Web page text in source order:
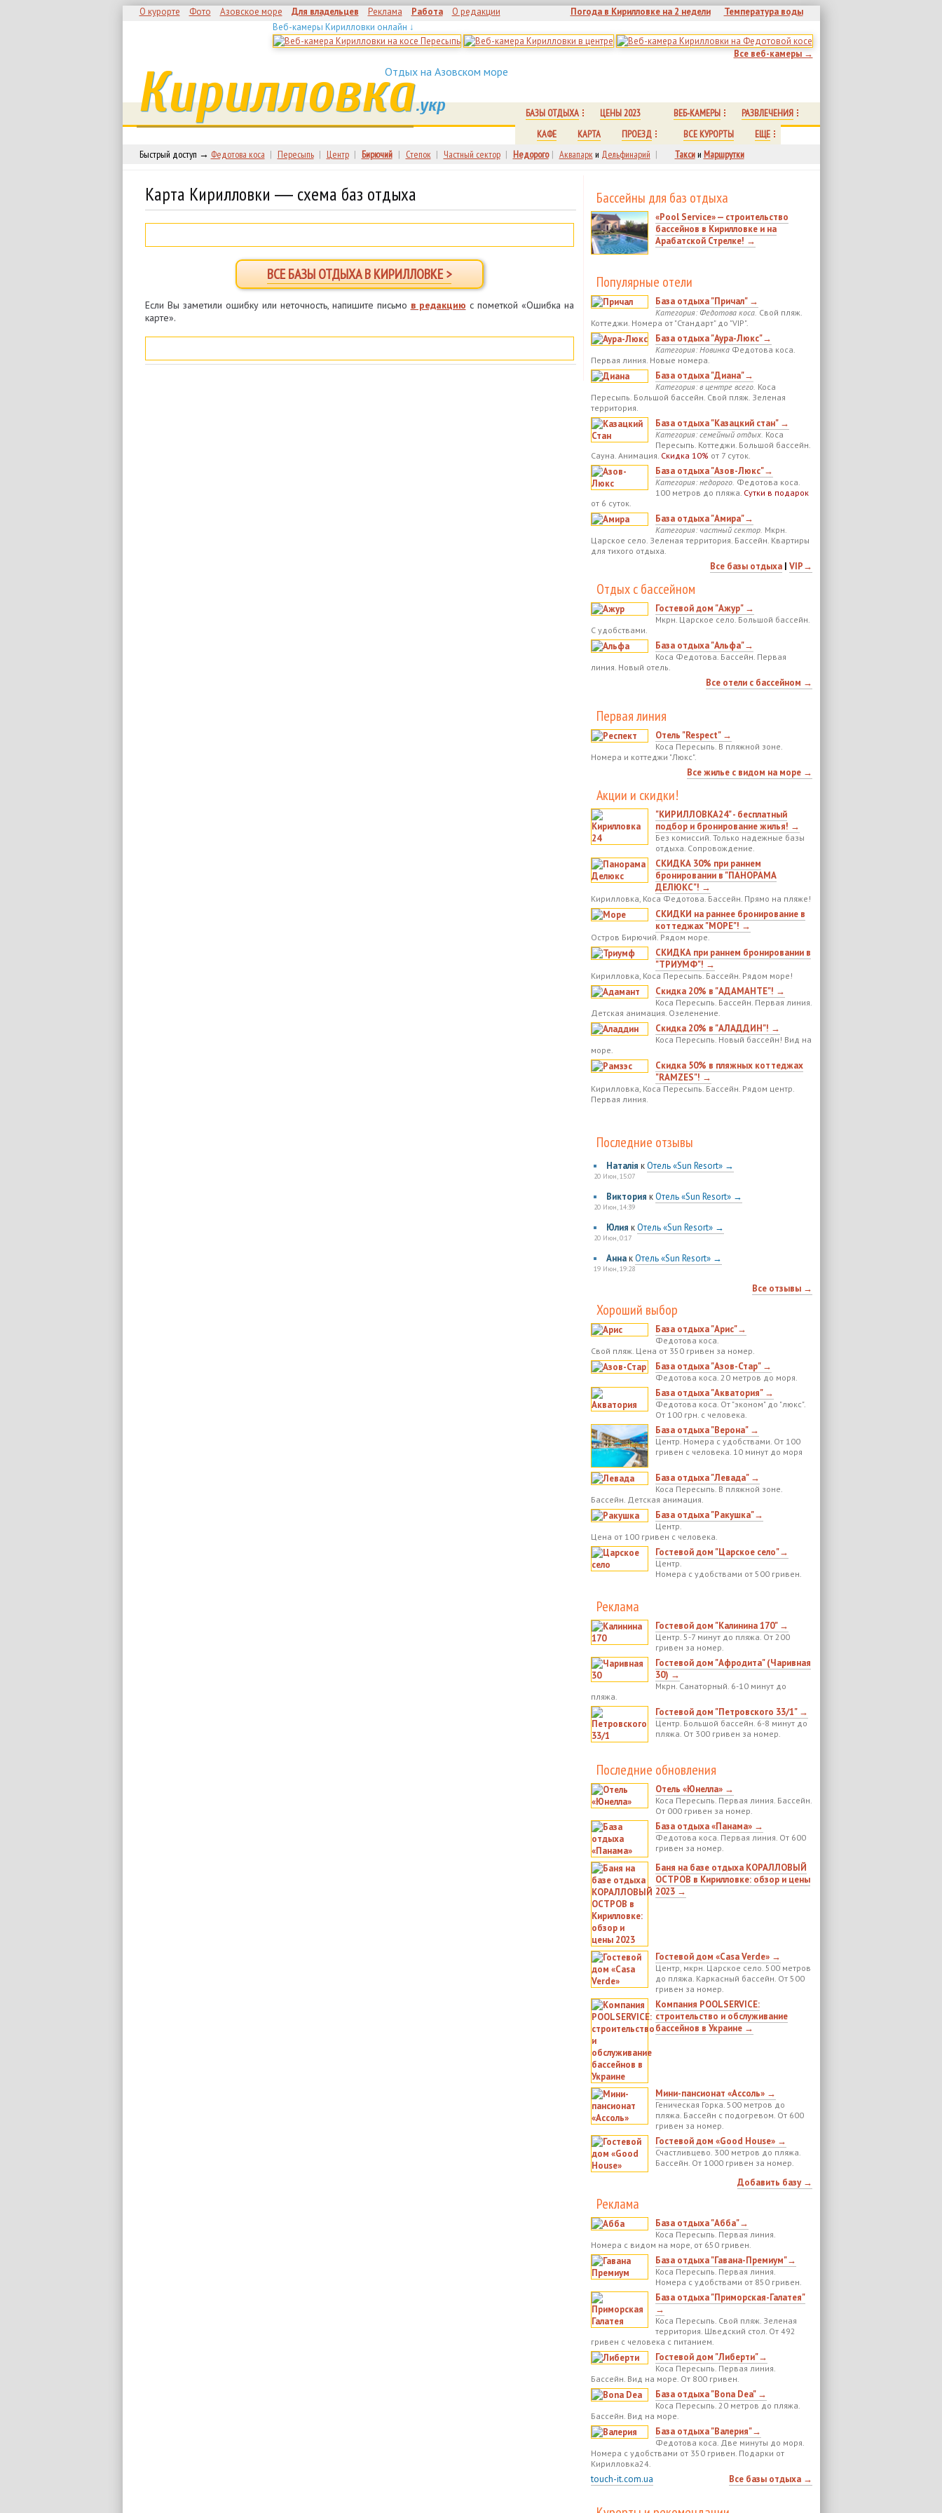
О курорте Фото Азовское море Для владельцев Реклама Работа О редакции Погода в Кирилловке на 2 недели
Температура воды
Веб-камеры Кирилловки онлайн ↓
Все веб-камеры →
Отдых на Азовском море
Кирилловка.укр БАЗЫ ОТДЫХА ЦЕНЫ 2023 ВЕБ-КАМЕРЫ
РАЗВЛЕЧЕНИЯ
КАФЕ
КАРТА ПРОЕЗД ВСЕ КУРОРТЫ
ЕЩЕ
Быстрый доступ → Федотова коса | Пересыпь | Центр | Бирючий | Степок | Частный сектор | Недорого | Аквапарки Дельфинарий | Таксии Маршрутки
Карта Кирилловки ― схема баз отдыха
ВСЕ БАЗЫ ОТДЫХА В КИРИЛЛОВКЕ >
Если Вы заметили ошибку или неточность, напишите письмо в редакцию с пометкой «Ошибка на
карте».
Бассейны для баз отдыха
«Pool Service» — строительство
бассейнов в Кирилловке и на
Арабатской Стрелке! →
Популярные отели
База отдыха "Причал" →
Категория: Федотова коса. Свой пляж.
Коттеджи. Номера от "Стандарт" до "VIP".
База отдыха "Аура-Люкс"→
Категория: НовинкаФедотова коса.
Первая линия. Новые номера.
База отдыха "Диана"→
Категория: в центре всего. Коса
Пересыпь. Большой бассейн. Свой пляж. Зеленая
территория.
База отдыха "Казацкий стан" →
Категория: семейный отдых. Коса
Пересыпь. Коттеджи. Большой бассейн.
Сауна. Анимация. Скидка 10% от 7 суток.
База отдыха "Азов-Люкс"→
Категория: недорого. Федотова коса.
100 метров до пляжа. Сутки в подарок
от 6 суток.
База отдыха "Амира"→
Категория: частный сектор. Мкрн.
Царское село. Зеленая территория. Бассейн. Квартиры
для тихого отдыха.
Все базы отдыха| VIP→
Отдых с бассейном
Гостевой дом "Ажур" →
Мкрн. Царское село. Большой бассейн.
С удобствами.
База отдыха "Альфа"→
Коса Федотова. Бассейн. Первая
линия. Новый отель.
Все отели с бассейном →
Первая линия
Отель "Respect" →
Коса Пересыпь. В пляжной зоне.
Номера и коттеджи "Люкс".
Все жилье с видом на море →
Акции и скидки!
"КИРИЛЛОВКА24" - бесплатный
подбор и бронирование жилья! →
Без комиссий. Только надежные базы
отдыха. Сопровождение.
СКИДКА 30% при раннем
бронировании в "ПАНОРАМА
ДЕЛЮКС"! →
Кирилловка, Коса Федотова. Бассейн. Прямо на пляже!
СКИДКИ на раннее бронирование в
коттеджах "МОРЕ"! →
Остров Бирючий. Рядом море.
СКИДКА при раннем бронировании в
"ТРИУМФ"! →
Кирилловка, Коса Пересыпь. Бассейн. Рядом море!
Скидка 20% в "АДАМАНТЕ"! →
Коса Пересыпь. Бассейн. Первая линия.
Детская анимация. Озеленение.
Скидка 20% в "АЛАДДИН"! →
Коса Пересыпь. Новый бассейн! Вид на
море.
Скидка 50% в пляжных коттеджах
"RAMZES"! →
Кирилловка, Коса Пересыпь. Бассейн. Рядом центр.
Первая линия.
Последние отзывы
Наталія кОтель «Sun Resort» →
20 Июн, 15:07
Виктория кОтель «Sun Resort» →
20 Июн, 14:39
Юлия кОтель «Sun Resort» →
20 Июн, 0:17
АннакОтель «Sun Resort» →
19 Июн, 19:28
Все отзывы →
Хороший выбор
База отдыха "Арис"→
Федотова коса.
Свой пляж. Цена от 350 гривен за номер.
База отдыха "Азов-Стар" →
Федотова коса. 20 метров до моря.
База отдыха "Акватория" →
Федотова коса. От "эконом" до "люкс".
От 100 грн. с человека.
База отдыха "Верона" →
Центр. Номера с удобствами. От 100
гривен с человека. 10 минут до моря
База отдыха "Левада" →
Коса Пересыпь. В пляжной зоне.
Бассейн. Детская анимация.
База отдыха "Ракушка"→
Центр.
Цена от 100 гривен с человека.
Гостевой дом "Царское село"→
Центр.
Номера с удобствами от 500 гривен.
Реклама
Гостевой дом "Калинина 170" →
Центр. 5-7 минут до пляжа. От 200
гривен за номер.
Гостевой дом "Афродита" (Чаривная
30) →
Мкрн. Санаторный. 6-10 минут до
пляжа.
Гостевой дом "Петровского 33/1" →
Центр. Большой бассейн. 6-8 минут до
пляжа. От 300 гривен за номер.
Последние обновления
Отель «Юнелла» →
Коса Пересыпь. Первая линия. Бассейн.
От 000 гривен за номер.
База отдыха «Панама» →
Федотова коса. Первая линия. От 600
гривен за номер.
Баня на базе отдыха КОРАЛЛОВЫЙ
ОСТРОВ в Кирилловке: обзор и цены
2023 →
Гостевой дом «Casa Verde» →
Центр, мкрн. Царское село. 500 метров
до пляжа. Каркасный бассейн. От 500
гривен за номер.
Компания POOLSERVICE:
строительство и обслуживание
бассейнов в Украине →
Мини-пансионат «Ассоль» →
Геническая Горка. 500 метров до
пляжа. Бассейн с подогревом. От 600
гривен за номер.
Гостевой дом «Good House» →
Счастливцево. 300 метров до пляжа.
Бассейн. От 1000 гривен за номер.
Добавить базу →
Реклама
База отдыха "Абба"→
Коса Пересыпь. Первая линия.
Номера с видом на море, от 650 гривен.
База отдыха "Гавана-Премиум"→
Коса Пересыпь. Первая линия.
Номера с удобствами от 850 гривен.
База отдыха "Приморская-Галатея"
→
Коса Пересыпь. Свой пляж. Зеленая
территория. Шведский стол. От 492
гривен с человека с питанием.
Гостевой дом "Либерти"→
Коса Пересыпь. Первая линия.
Бассейн. Вид на море. От 800 гривен.
База отдыха "Bona Dea" →
Коса Пересыпь. 20 метров до пляжа.
Бассейн. Вид на море.
База отдыха "Валерия"→
Федотова коса. Две минуты до моря.
Номера с удобствами от 350 гривен. Подарки от
Кирилловка24.
Все базы отдыха →
touch-it.com.ua